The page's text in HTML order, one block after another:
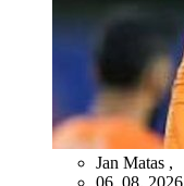
Jan Matas ,
06. 08. 2026